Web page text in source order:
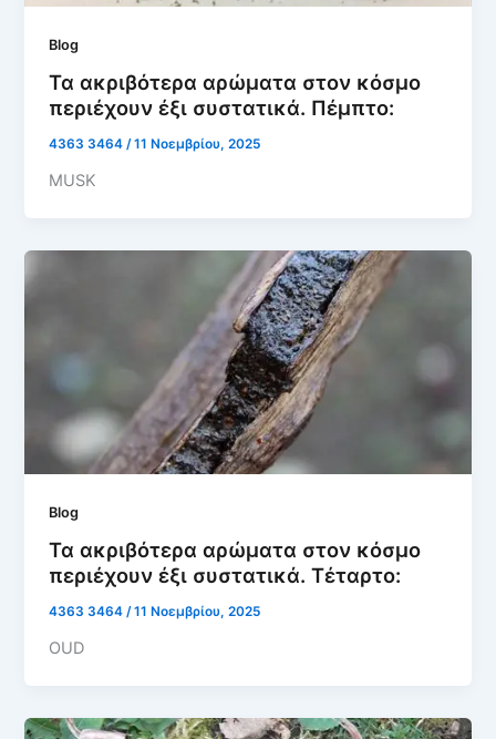
Blog
Τα ακριβότερα αρώματα στον κόσμο
περιέχουν έξι συστατικά. Πέμπτο:
4363 3464/11 Νοεμβρίου, 2025
MUSK
Blog
Τα ακριβότερα αρώματα στον κόσμο
περιέχουν έξι συστατικά. Τέταρτο:
4363 3464/11 Νοεμβρίου, 2025
OUD